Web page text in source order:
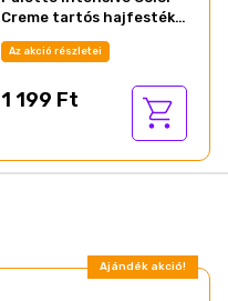
Creme tartós hajfesték
9,5-1 ezüstszőke
Az akció részletei
1 199 Ft
Ajándék akció!